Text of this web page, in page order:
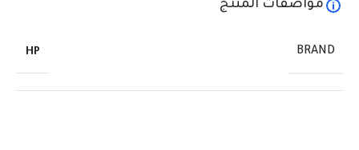
مواصفات المنتج
BRAND
HP